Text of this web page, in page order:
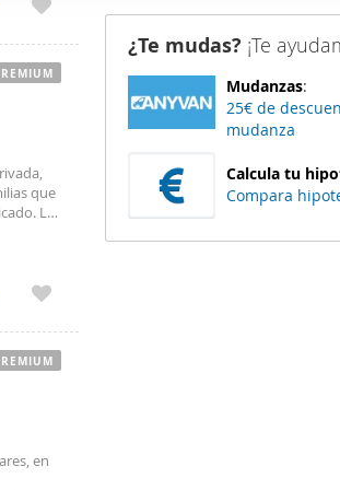
funciones
del
del uso
que
La
en
¿Te mudas? ¡Te
Mudanzas:
25€ de
mudanza
Calcula tu
Compara